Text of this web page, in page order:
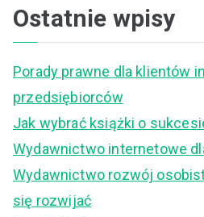
Ostatnie wpisy
Porady prawne dla klientów
przedsiębiorców
Jak wybrać książki o
Wydawnictwo internetowe
Wydawnictwo rozwój
się rozwijać